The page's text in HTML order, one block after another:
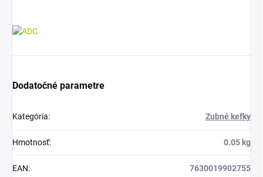
Dodatočné parametre
Kategória: Zubné kefky
Hmotnosť: 0.05 kg
EAN: 7630019902755